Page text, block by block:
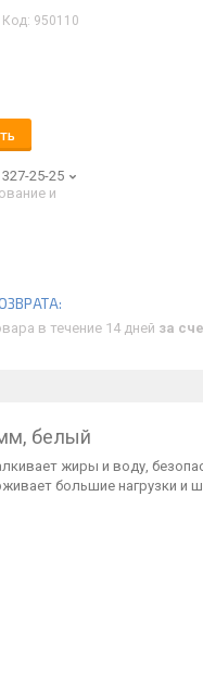
Код: 950110
25-25
и
в течение 14 дней за
белый
жиры и воду,
большие нагрузки и